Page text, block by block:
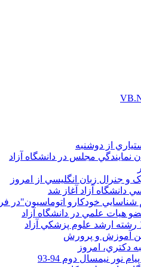
از دوشنبه
نمايندگي مجلس در دانشگاه آزاد
و جنرال زبان انگليسي از امروز
دانشگاه آزاد آغاز شد
خودکارو اتوماسيون"در
دکتري، امروز
نور نیمسال دوم 94-93